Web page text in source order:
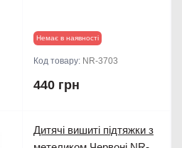
Немає в наявності
Код товару: NR-3703
440 грн
Дитячі вишиті підтяжки з